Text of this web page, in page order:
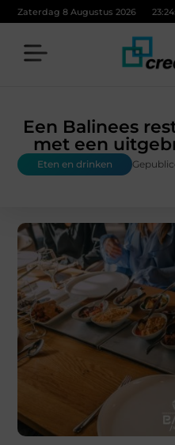
Zaterdag 8 Augustus 2026
Een Balinees
met een
Eten en drinken